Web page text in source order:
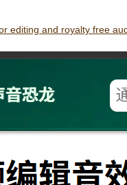
editing and royalty free